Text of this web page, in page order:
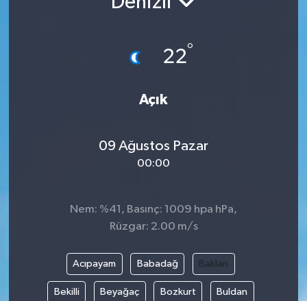
22°
Açık
09 Ağustos Pazar
00:00
Nem: %41, Basınç: 1009 hpa hPa,
Rüzgar: 2.00 m/s
Acıpayam Babadağ Baklan
Bekilli Beyağaç Bozkurt Buldan